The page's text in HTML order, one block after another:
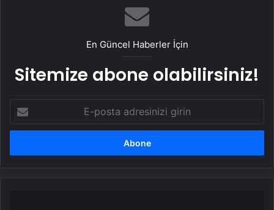
En Güncel Haberler İçin
Sitemize abone olabilirsiniz!
posta
adresinizi